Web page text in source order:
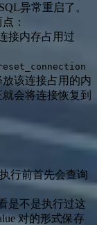
异常重启了。
：
接内存占用过
该连接占用的内
会将连接恢复到
行前首先会查询
是不是执行过这
对的形式保存